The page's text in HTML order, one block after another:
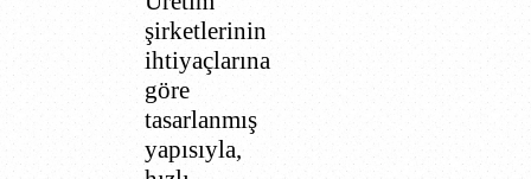
şirketlerinin
ihtiyaçlarına
göre
tasarlanmış
yapısıyla,